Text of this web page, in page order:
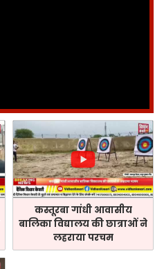
कस्तूरबा गांधी आवासीय
बालिका विद्यालय की छात्राओं ने
लहराया परचम